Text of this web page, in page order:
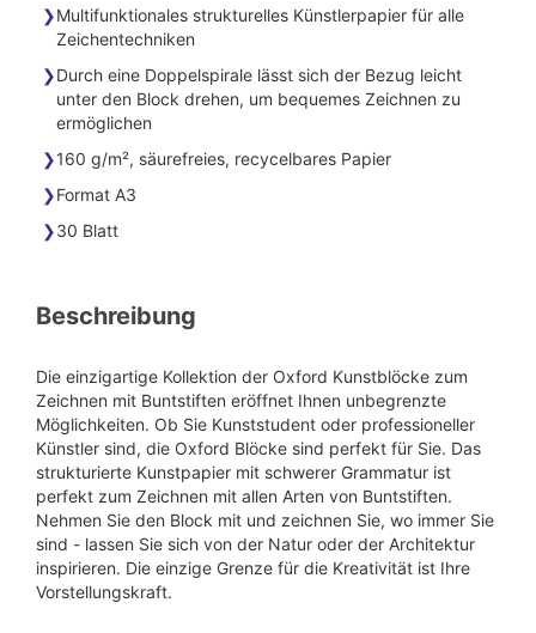
Multifunktionales strukturelles Künstlerpapier für alle
Zeichentechniken
Durch eine Doppelspirale lässt sich der Bezug leicht
unter den Block drehen, um bequemes Zeichnen zu
ermöglichen
160 g/m², säurefreies, recycelbares Papier
Format A3
30 Blatt
Beschreibung
Die einzigartige Kollektion der Oxford Kunstblöcke zum
Zeichnen mit Buntstiften eröffnet Ihnen unbegrenzte
Möglichkeiten. Ob Sie Kunststudent oder professioneller
Künstler sind, die Oxford Blöcke sind perfekt für Sie. Das
strukturierte Kunstpapier mit schwerer Grammatur ist
perfekt zum Zeichnen mit allen Arten von Buntstiften.
Nehmen Sie den Block mit und zeichnen Sie, wo immer Sie
sind - lassen Sie sich von der Natur oder der Architektur
inspirieren. Die einzige Grenze für die Kreativität ist Ihre
Vorstellungskraft.